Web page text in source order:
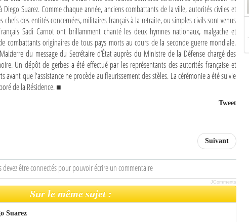
Diego Suarez. Comme chaque année, anciens combattants de la ville, autorités civiles et
chefs des entités concernées, militaires français à la retraite, ou simples civils sont venus
Sadi Carnot ont brillamment chanté les deux hymnes nationaux, malgache et
combattants originaires de tous pays morts au cours de la seconde guerre mondiale.
du message du Secrétaire d’État auprès du Ministre de la Défense chargé des
Un dépôt de gerbes a été effectué par les représentants des autorités française et
avant que l'assistance ne procède au fleurissement des stèles. La cérémonie a été suivie
de la Résidence. ■
Tweet
Suivant
devez être connectés pour pouvoir écrire un commentaire
JComments
Sur le même sujet :
Suarez